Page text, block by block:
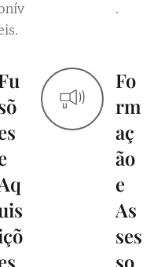
.
Fo
rm
aç
ão
e
As
ses
so